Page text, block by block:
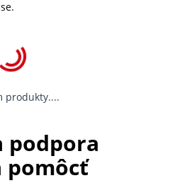
produkty....
podpora
pomôcť